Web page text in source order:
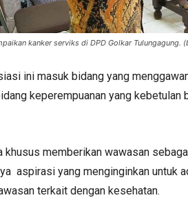
kanker serviks di DPD Golkar Tulungagung.
ini masuk bidang yang
keperempuanan yang
khusus memberikan wawasan
aspirasi yang menginginkan untuk
terkait dengan kesehatan.